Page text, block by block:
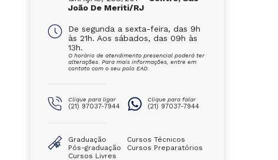
João De Meriti/RJ
De segunda a sexta-feira, das 9h
às 21h. Aos sábados, das 09h às
13h.
O horário de atendimento presencial poderá ter
alterações. Para mais informações, entre em
contato com o seu polo EAD.
Clique para ligar
(21) 97037-7944
Clique para falar
(21) 97037-7944
Graduação
Pós-graduação
Cursos Livres
Cursos Técnicos
Cursos Preparatórios